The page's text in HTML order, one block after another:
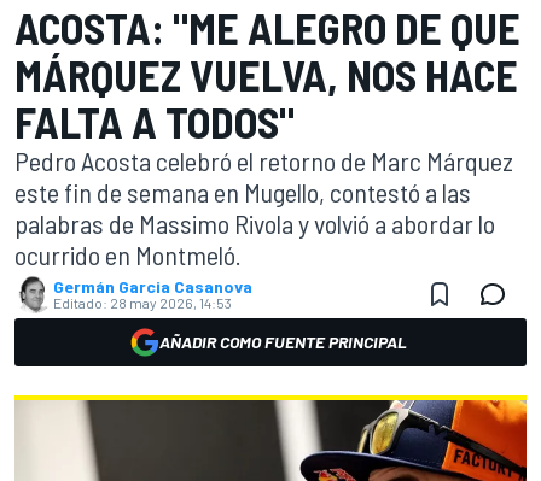
ACOSTA: "ME ALEGRO DE QUE
MÁRQUEZ VUELVA, NOS HACE
FALTA A TODOS"
Pedro Acosta celebró el retorno de Marc Márquez
este fin de semana en Mugello, contestó a las
palabras de Massimo Rivola y volvió a abordar lo
ocurrido en Montmeló.
Germán Garcia Casanova
Editado: 28 may 2026, 14:53
AÑADIR COMO FUENTE PRINCIPAL